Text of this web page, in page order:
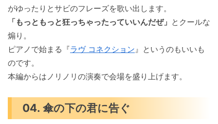
がゆったりとサビのフレーズを歌い出します。
「もっともっと狂っちゃったっていいんだぜ」 とクールな
煽り。
ピアノで始まる『ラヴ コネクション 』というのもいいも
のです。
本編からはノリノリの演奏で会場を盛り上げます。
04. 傘の下の君に告ぐ